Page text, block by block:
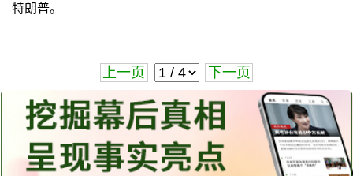
特朗普。
上一页 下一页